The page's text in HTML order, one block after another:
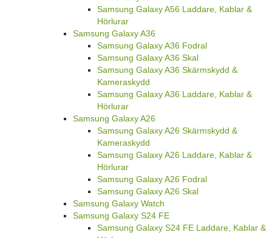
Samsung Galaxy A56 Laddare, Kablar &
Hörlurar
Samsung Galaxy A36
Samsung Galaxy A36 Fodral
Samsung Galaxy A36 Skal
Samsung Galaxy A36 Skärmskydd &
Kameraskydd
Samsung Galaxy A36 Laddare, Kablar &
Hörlurar
Samsung Galaxy A26
Samsung Galaxy A26 Skärmskydd &
Kameraskydd
Samsung Galaxy A26 Laddare, Kablar &
Hörlurar
Samsung Galaxy A26 Fodral
Samsung Galaxy A26 Skal
Samsung Galaxy Watch
Samsung Galaxy S24 FE
Samsung Galaxy S24 FE Laddare, Kablar &